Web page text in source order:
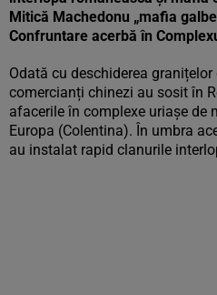
Mitică Machedonu „mafia
Confruntare acerbă în
Odată cu deschiderea
comercianți chinezi au sosit în
afacerile în complexe uriașe de
Europa (Colentina). În umbra
au instalat rapid clanurile